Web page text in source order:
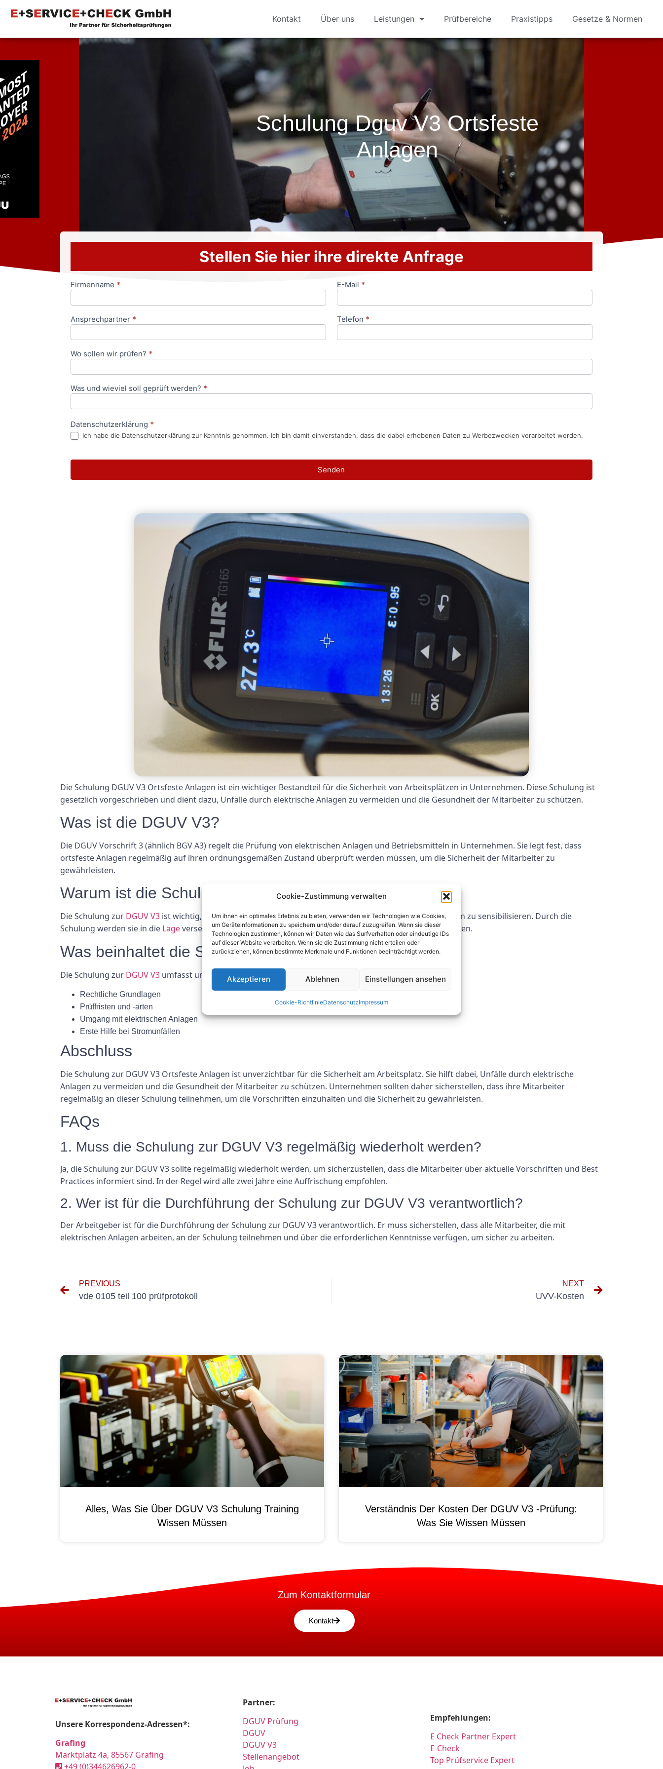
Cookie-Zustimmung verwalten
Um ihnen ein optimales Erlebnis zu bieten, verwenden wir Technologien wie Cookies,
um Geräteinformationen zu speichern und/oder darauf zuzugreifen. Wenn sie dieser
Technologien zustimmen, können wir Daten wie das Surfverhalten oder eindeutige IDs
auf dieser Website verarbeiten. Wenn sie die Zustimmung nicht erteilen oder
zurückziehen, können bestimmte Merkmale und Funktionen beeinträchtigt werden.
Akzeptieren Ablehnen Einstellungen ansehen
Cookie-RichtlinieDatenschutzImpressum
Kontakt Über uns Leistungen Prüfbereiche Praxistipps Gesetze & Normen
Schulung Dguv V3 Ortsfeste
Anlagen
Stellen Sie hier ihre direkte Anfrage
Anfrageformular
Firmenname * E-Mail *
Ansprechpartner * Telefon *
Wo sollen wir prüfen? *
Was und wieviel soll geprüft werden? *
Datenschutzerklärung *
Ich habe die Datenschutzerklärung zur Kenntnis genommen. Ich bin damit einverstanden, dass die dabei erhobenen Daten zu Werbezwecken verarbeitet werden.
Senden
Die Schulung DGUV V3 Ortsfeste Anlagen ist ein wichtiger Bestandteil für die Sicherheit von Arbeitsplätzen in Unternehmen. Diese Schulung ist
gesetzlich vorgeschrieben und dient dazu, Unfälle durch elektrische Anlagen zu vermeiden und die Gesundheit der Mitarbeiter zu schützen.
Was ist die DGUV V3?
Die DGUV Vorschrift 3 (ähnlich BGV A3) regelt die Prüfung von elektrischen Anlagen und Betriebsmitteln in Unternehmen. Sie legt fest, dass
ortsfeste Anlagen regelmäßig auf ihren ordnungsgemäßen Zustand überprüft werden müssen, um die Sicherheit der Mitarbeiter zu
gewährleisten.
Warum ist die Schulung zur DGUV V3 wichtig?
Die Schulung zur DGUV V3 ist wichtig, um Mitarbeiter für die Gefahren im Umgang mit elektrischen Anlagen zu sensibilisieren. Durch die
Schulung werden sie in die Lageversetzt, die Sicherheit am Arbeitsplatz zu erhöhen und Unfälle zu vermeiden.
Was beinhaltet die Schulung zur DGUV V3?
Die Schulung zur DGUV V3 umfasst unter anderem folgende Inhalte:
Rechtliche Grundlagen
Prüffristen und -arten
Umgang mit elektrischen Anlagen
Erste Hilfe bei Stromunfällen
Abschluss
Die Schulung zur DGUV V3 Ortsfeste Anlagen ist unverzichtbar für die Sicherheit am Arbeitsplatz. Sie hilft dabei, Unfälle durch elektrische
Anlagen zu vermeiden und die Gesundheit der Mitarbeiter zu schützen. Unternehmen sollten daher sicherstellen, dass ihre Mitarbeiter
regelmäßig an dieser Schulung teilnehmen, um die Vorschriften einzuhalten und die Sicherheit zu gewährleisten.
FAQs
1. Muss die Schulung zur DGUV V3 regelmäßig wiederholt werden?
Ja, die Schulung zur DGUV V3 sollte regelmäßig wiederholt werden, um sicherzustellen, dass die Mitarbeiter über aktuelle Vorschriften und Best
Practices informiert sind. In der Regel wird alle zwei Jahre eine Auffrischung empfohlen.
2. Wer ist für die Durchführung der Schulung zur DGUV V3 verantwortlich?
Der Arbeitgeber ist für die Durchführung der Schulung zur DGUV V3 verantwortlich. Er muss sicherstellen, dass alle Mitarbeiter, die mit
elektrischen Anlagen arbeiten, an der Schulung teilnehmen und über die erforderlichen Kenntnisse verfügen, um sicher zu arbeiten.
PREVIOUS
vde 0105 teil 100 prüfprotokoll
NEXT
UVV-Kosten
Alles, Was Sie Über DGUV V3 Schulung Training
Wissen Müssen
Verständnis Der Kosten Der DGUV V3 -Prüfung:
Was Sie Wissen Müssen
Zum Kontaktformular
Kontakt
Unsere Korrespondenz-Adressen*:
Grafing
Marktplatz 4a, 85567 Grafing
+49 (0)344626962-0
Partner:
DGUV Prüfung
DGUV
DGUV V3
Stellenangebot
Empfehlungen:
E Check Partner Expert
E-Check
Top Prüfservice Expert